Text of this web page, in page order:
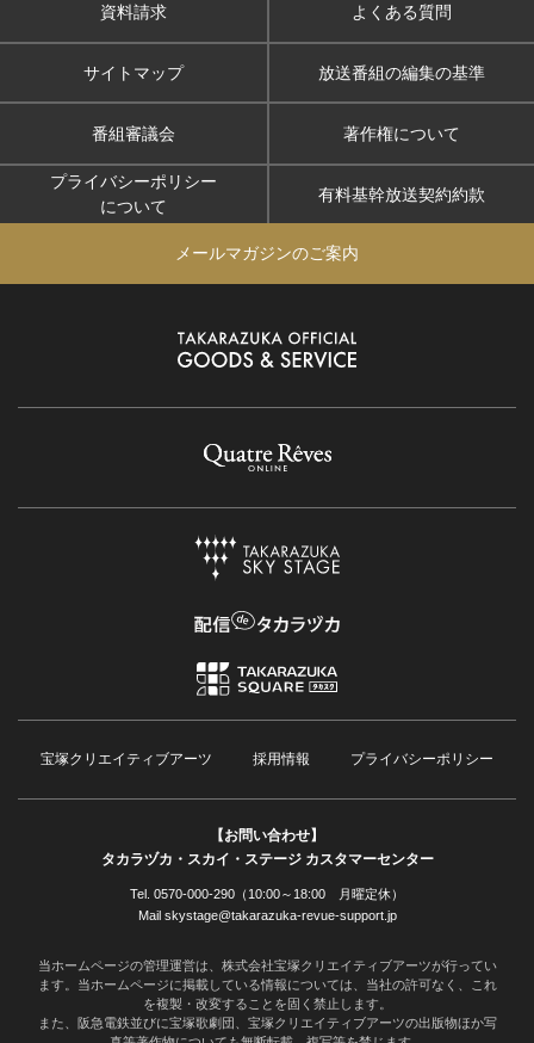
資料請求 よくある質問
サイトマップ 放送番組の編集の基準
番組審議会 著作権について
プライバシーポリシー
について
有料基幹放送契約約款
メールマガジンのご案内
宝塚クリエイティブアーツ 採用情報 プライバシーポリシー
【お問い合わせ】
タカラヅカ・スカイ・ステージ カスタマーセンター
Tel. 0570-000-290（10:00～18:00 月曜定休）
Mail skystage@takarazuka-revue-support.jp
当ホームページの管理運営は、株式会社宝塚クリエイティブアーツが行ってい
ます。当ホームページに掲載している情報については、当社の許可なく、これ
を複製・改変することを固く禁止します。
また、阪急電鉄並びに宝塚歌劇団、宝塚クリエイティブアーツの出版物ほか写